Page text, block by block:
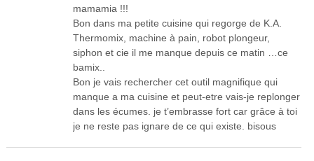
mamamia !!!
Bon dans ma petite cuisine qui regorge de K.A.
Thermomix, machine à pain, robot plongeur,
siphon et cie il me manque depuis ce matin …ce
bamix..
Bon je vais rechercher cet outil magnifique qui
manque a ma cuisine et peut-etre vais-je replonger
dans les écumes. je t’embrasse fort car grâce à toi
je ne reste pas ignare de ce qui existe. bisous